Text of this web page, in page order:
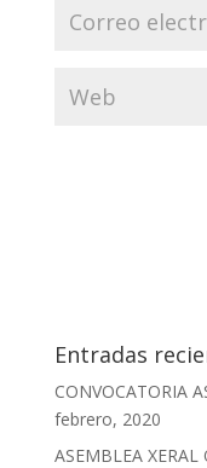
Entradas
CONVOCATORIA
febrero, 2020
ASEMBLEA XERAL